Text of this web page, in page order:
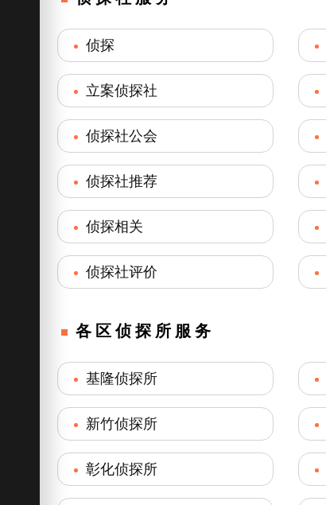
侦探
立案侦探社
侦探社公会
侦探社推荐
侦探相关
侦探社评价
各区侦探所服务
基隆侦探所
新竹侦探所
彰化侦探所